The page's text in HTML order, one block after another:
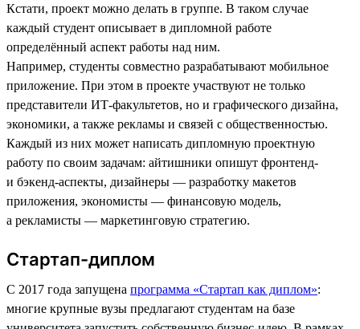
Кстати, проект можно делать в группе. В таком случае
каждый студент описывает в дипломной работе
определённый аспект работы над ним.
Например, студенты совместно разрабатывают мобильное
приложение. При этом в проекте участвуют не только
представители ИТ-факультетов, но и графического дизайна,
экономики, а также рекламы и связей с общественностью.
Каждый из них может написать дипломную проектную
работу по своим задачам: айтишники опишут фронтенд-
и бэкенд-аспекты, дизайнеры — разработку макетов
приложения, экономисты — финансовую модель,
а рекламисты — маркетинговую стратегию.
Стартап-диплом
С 2017 года запущена программа «Стартап как диплом»:
многие крупные вузы предлагают студентам на базе